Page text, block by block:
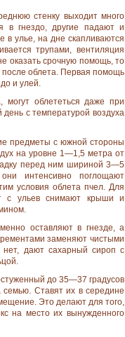
стенку выходит много
в гнездо, другие падают и
в улье, на дне скапливаются
трупами, вентиляция
оказать срочную помощь, то
после облета. Первая помощь
и улей.
облететься даже при
с температурой воздуха
предметы с южной стороны
на уровне 1—1,5 метра от
перед ним шириной 3—5
интенсивно поглощают
условия облета пчел. Для
с ульев снимают крыши и
оставляют в гнезде, а
заменяют чистыми
дают сахарный сироп с
до 35—37 градусов
Ставят их в середине
Это делают для того,
на место их вы­нужденного